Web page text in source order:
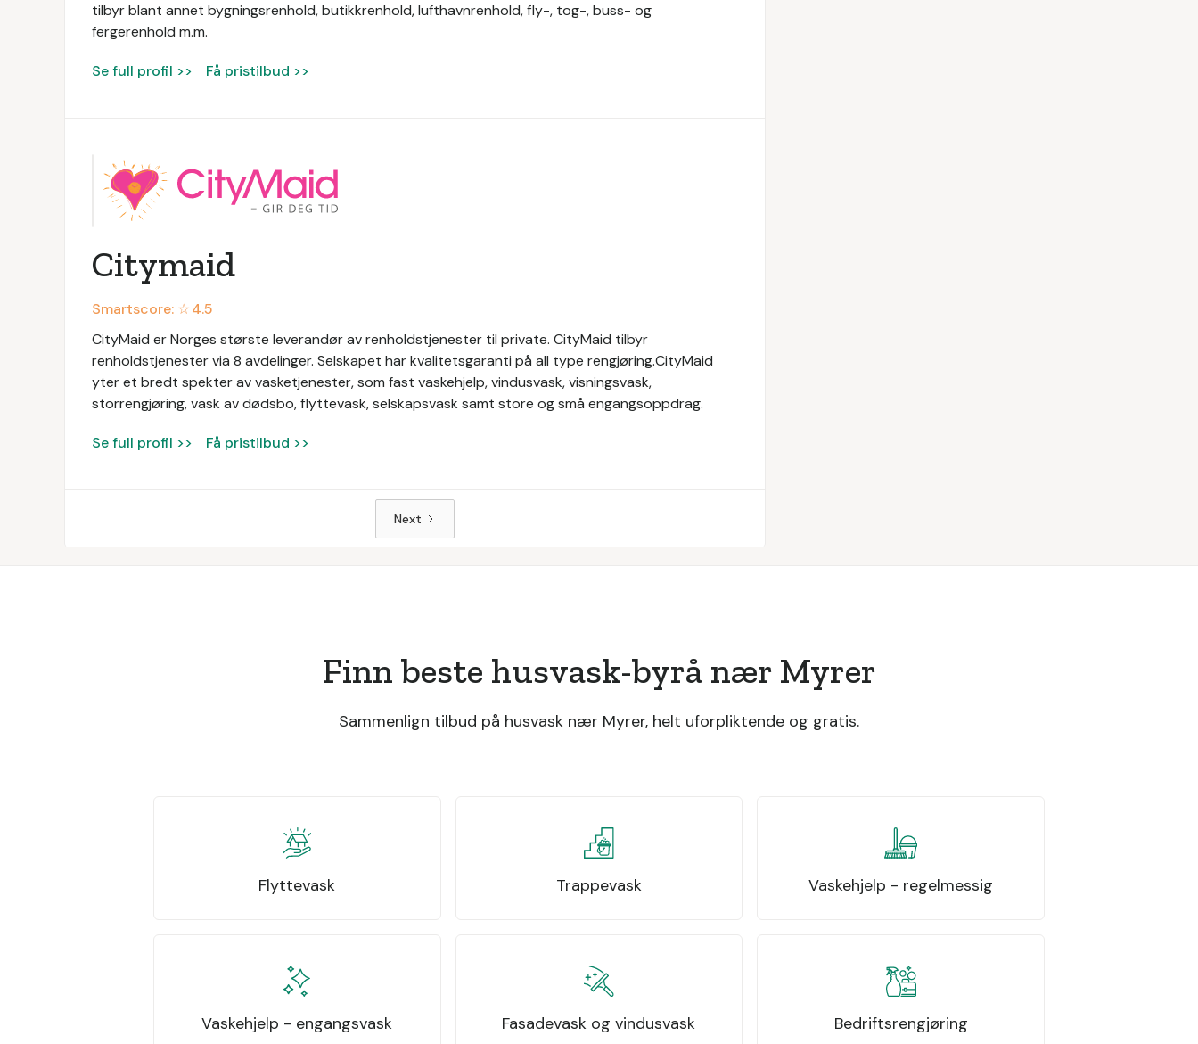
tilbyr blant annet bygningsrenhold, butikkrenhold, lufthavnrenhold, fly-, tog-, buss- og
fergerenhold m.m.
Se full profil >> Få pristilbud >>
Citymaid
Smartscore: ☆4.5
CityMaid er Norges største leverandør av renholdstjenester til private. CityMaid tilbyr
renholdstjenester via 8 avdelinger. Selskapet har kvalitetsgaranti på all type rengjøring.CityMaid
yter et bredt spekter av vasketjenester, som fast vaskehjelp, vindusvask, visningsvask,
storrengjøring, vask av dødsbo, flyttevask, selskapsvask samt store og små engangsoppdrag.
Se full profil >> Få pristilbud >>
Next
Finn beste husvask-byrå nær Myrer
Sammenlign tilbud på husvask nær Myrer, helt uforpliktende og gratis.
Flyttevask Trappevask Vaskehjelp - regelmessig
Vaskehjelp - engangsvask Fasadevask og vindusvask Bedriftsrengjøring